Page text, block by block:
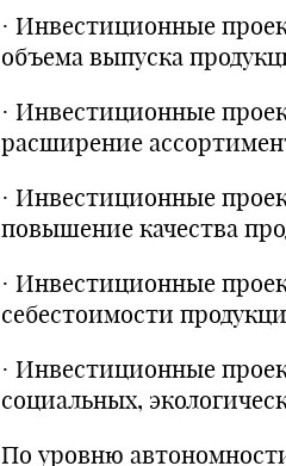
· Инвестиционные
объема выпуска
· Инвестиционные
расширение
· Инвестиционные
повышение качества
· Инвестиционные
себестоимости
· Инвестиционные
социальных,
По уровню